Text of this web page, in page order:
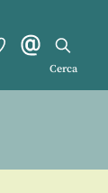
Cerca